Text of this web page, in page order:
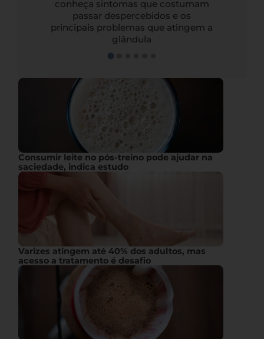
conheça sintomas que costumam
passar despercebidos e os
principais problemas que atingem a
glândula
Consumir leite no pós-treino pode ajudar na
saciedade, indica estudo
Varizes atingem até 40% dos adultos, mas
acesso a tratamento é desafio